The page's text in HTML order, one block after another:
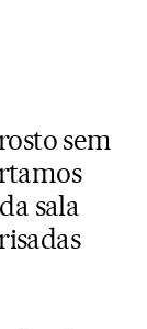
sem
sala